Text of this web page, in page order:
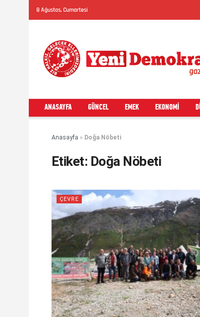
8 Ağustos, Cumartesi
ANASAYFA GÜNCEL EMEK EKONOMI
Anasayfa » Doğa Nöbeti
Etiket: Doğa Nöbeti
ÇEVRE